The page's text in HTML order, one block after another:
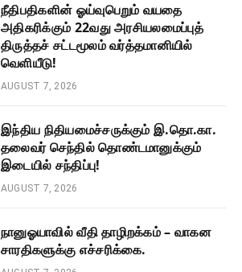
நீதிபதிகளின் ஓய்வுபெறும் வயதை
அதிகரிக்கும் 22வது அரசியலமைப்புத்
திருத்தச் சட்டமூலம் வர்த்தமானியில்
வெளியீடு!
AUGUST 7, 2026
இந்திய நிதியமைச்சருக்கும் இ.தொ.கா.
தலைவர் செந்தில் தொண்டமானுக்கும்
இடையில் சந்திப்பு!
AUGUST 7, 2026
நானுஓயாவில் வீதி தாழிறக்கம் – வாகன
சாரதிகளுக்கு எச்சரிக்கை.